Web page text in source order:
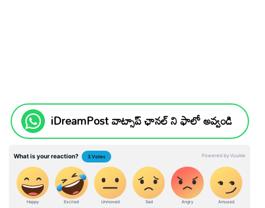
iDreamPost వాట్సాప్ ఛానల్ ని ఫాలో అవ్వండి